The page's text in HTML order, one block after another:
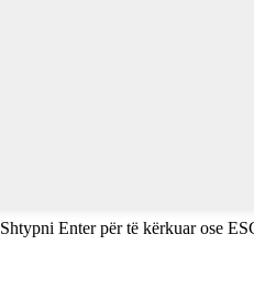
Shtypni Enter për të kërkuar ose